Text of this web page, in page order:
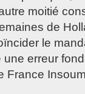
moitié
de
le
une erreur
France